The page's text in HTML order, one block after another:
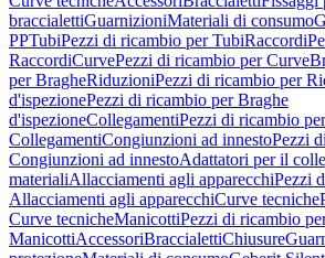
braccialettiGuarnizioniMateriali di consumo
PPTubiPezzi di ricambio per TubiRaccordi
RaccordiCurvePezzi di ricambio per Curve
per BragheRiduzioniPezzi di ricambio per
d'ispezionePezzi di ricambio per Braghe
d'ispezioneCollegamentiPezzi di ricambio per
CollegamentiCongiunzioni ad innestoPezzi
Congiunzioni ad innestoAdattatori per il
materialiAllacciamenti agli apparecchiPezzi
Allacciamenti agli apparecchiCurve tecniche
Curve tecnicheManicottiPezzi di ricambio
ManicottiAccessoriBraccialettiChiusure